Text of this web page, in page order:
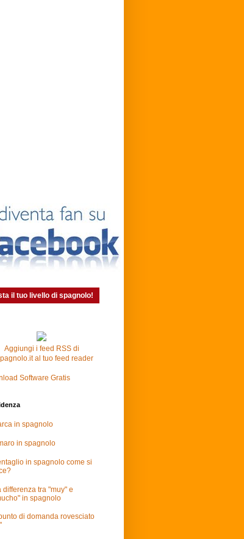
il tuo livello di spagnolo!
Aggiungi i feed RSS di
al tuo feed reader
Software Gratis
in spagnolo
in spagnolo
in spagnolo come si
differenza tra "muy" e
in spagnolo
di domanda rovesciato